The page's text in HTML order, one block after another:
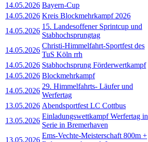
14.05.2026 Bayern-Cup
14.05.2026 Kreis Blockmehrkampf 2026
14.05.2026
15. Landesoffener Sprintcup und
Stabhochsprungtag
14.05.2026
Christi-Himmelfahrt-Sportfest des
TuS Köln rrh
14.05.2026 Stabhochsprung Förderwertkampf
14.05.2026 Blockmehrkampf
14.05.2026
29. Himmelfahrts- Läufer und
Werfertag
13.05.2026 Abendsportfest LC Cottbus
13.05.2026
Einladungswettkampf Werfertag in
Serie in Bremerhaven
13.05.2026
Ems-Vechte-Meisterschaft 800m +